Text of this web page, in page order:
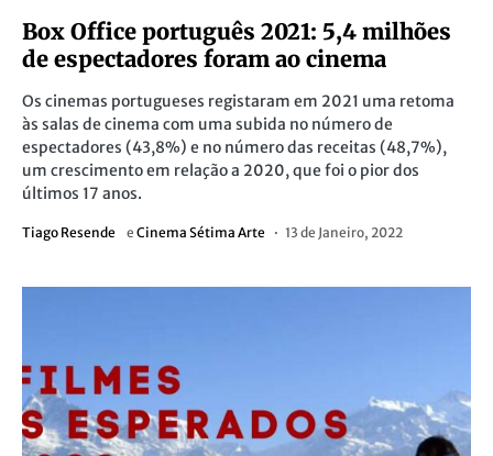
Box Office português 2021: 5,4 milhões
de espectadores foram ao cinema
Os cinemas portugueses registaram em 2021 uma retoma
às salas de cinema com uma subida no número de
espectadores (43,8%) e no número das receitas (48,7%),
um crescimento em relação a 2020, que foi o pior dos
últimos 17 anos.
Tiago Resende e Cinema Sétima Arte 13 de Janeiro, 2022